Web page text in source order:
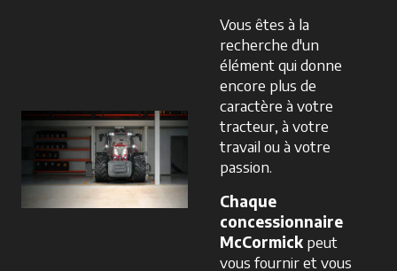
Vous êtes à la
recherche d'un
élément qui donne
encore plus de
caractère à votre
tracteur, à votre
travail ou à votre
passion.
Chaque
concessionnaire
McCormick peut
vous fournir et vous